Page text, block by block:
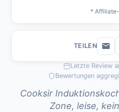
Letzte Review
Bewertungen
Cooksir
Zone, leise,
*
TEILEN